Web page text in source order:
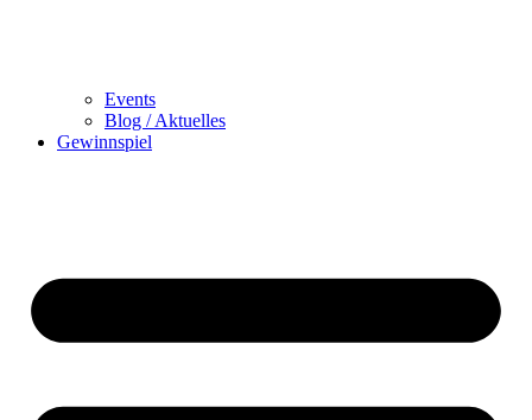
Events
Blog / Aktuelles
Gewinnspiel